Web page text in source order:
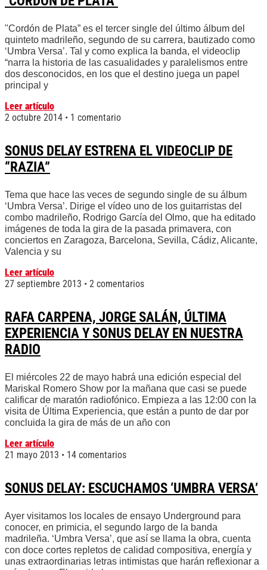
"Cordón de Plata” es el tercer single del último álbum del
quinteto madrileño, segundo de su carrera, bautizado como
‘Umbra Versa’. Tal y como explica la banda, el videoclip
“narra la historia de las casualidades y paralelismos entre
dos desconocidos, en los que el destino juega un papel
principal y
Leer artículo
2 octubre 2014
1 comentario
SONUS DELAY ESTRENA EL VIDEOCLIP DE
“RAZIA”
Tema que hace las veces de segundo single de su álbum
‘Umbra Versa’. Dirige el vídeo uno de los guitarristas del
combo madrileño, Rodrigo García del Olmo, que ha editado
imágenes de toda la gira de la pasada primavera, con
conciertos en Zaragoza, Barcelona, Sevilla, Cádiz, Alicante,
Valencia y su
Leer artículo
27 septiembre 2013
2 comentarios
RAFA CARPENA, JORGE SALÁN, ÚLTIMA
EXPERIENCIA Y SONUS DELAY EN NUESTRA
RADIO
El miércoles 22 de mayo habrá una edición especial del
Mariskal Romero Show por la mañana que casi se puede
calificar de maratón radiofónico. Empieza a las 12:00 con la
visita de Última Experiencia, que están a punto de dar por
concluida la gira de más de un año con
Leer artículo
21 mayo 2013
14 comentarios
SONUS DELAY: ESCUCHAMOS ‘UMBRA VERSA’
Ayer visitamos los locales de ensayo Underground para
conocer, en primicia, el segundo largo de la banda
madrileña. ‘Umbra Versa’, que así se llama la obra, cuenta
con doce cortes repletos de calidad compositiva, energía y
unas extraordinarias letras intimistas que harán reflexionar a